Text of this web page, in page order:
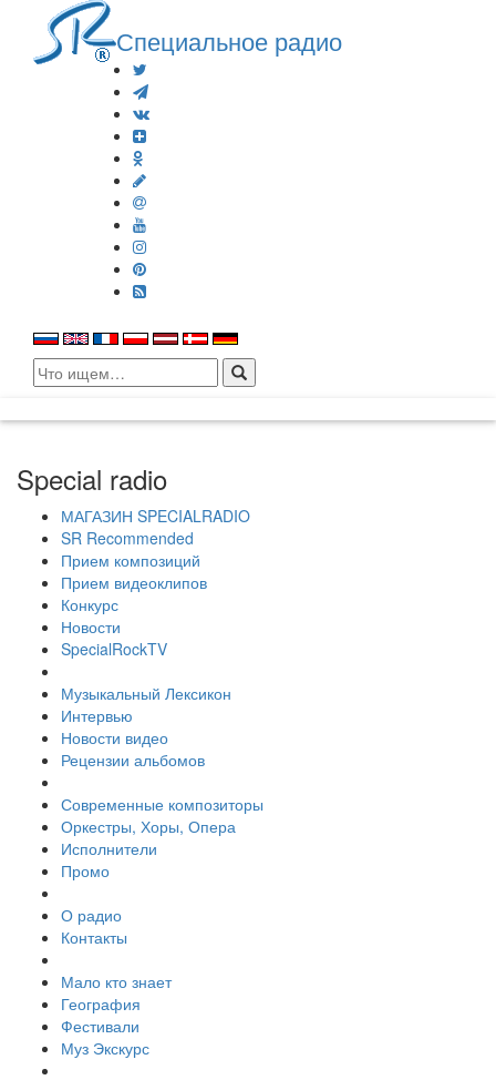
Специальное радио
Search
for:
Special radio
МАГАЗИН SPECIALRADIO
SR Recommended
Прием композиций
Прием видеоклипов
Конкурс
Новости
SpecialRockTV
Музыкальный Лексикон
Интервью
Новости видео
Рецензии альбомов
Современные композиторы
Оркестры, Хоры, Опера
Исполнители
Промо
О радио
Контакты
Мало кто знает
География
Фестивали
Муз Экскурс